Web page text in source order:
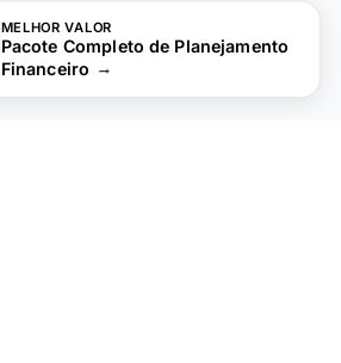
MELHOR VALOR
Pacote Completo de Planejamento
Financeiro →